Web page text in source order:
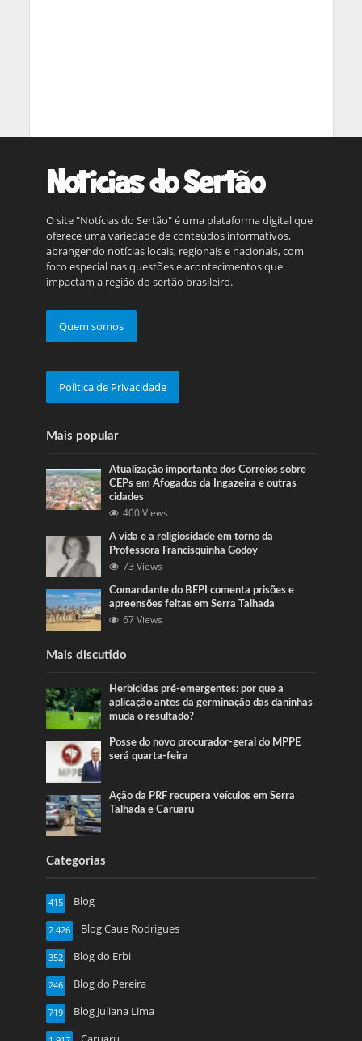
O site "Notícias do Sertão" é uma plataforma digital que
oferece uma variedade de conteúdos informativos,
abrangendo notícias locais, regionais e nacionais, com
foco especial nas questões e acontecimentos que
impactam a região do sertão brasileiro.
Quem somos
Politica de Privacidade
Mais popular
Atualização importante dos Correios sobre
CEPs em Afogados da Ingazeira e outras
cidades
400 Views
A vida e a religiosidade em torno da
Professora Francisquinha Godoy
73 Views
Comandante do BEPI comenta prisões e
apreensões feitas em Serra Talhada
67 Views
Mais discutido
Herbicidas pré-emergentes: por que a
aplicação antes da germinação das daninhas
muda o resultado?
Posse do novo procurador-geral do MPPE
será quarta-feira
Ação da PRF recupera veículos em Serra
Talhada e Caruaru
Categorias
Blog
415
Blog Caue Rodrigues
2.426
Blog do Erbi
352
Blog do Pereira
246
Blog Juliana Lima
719